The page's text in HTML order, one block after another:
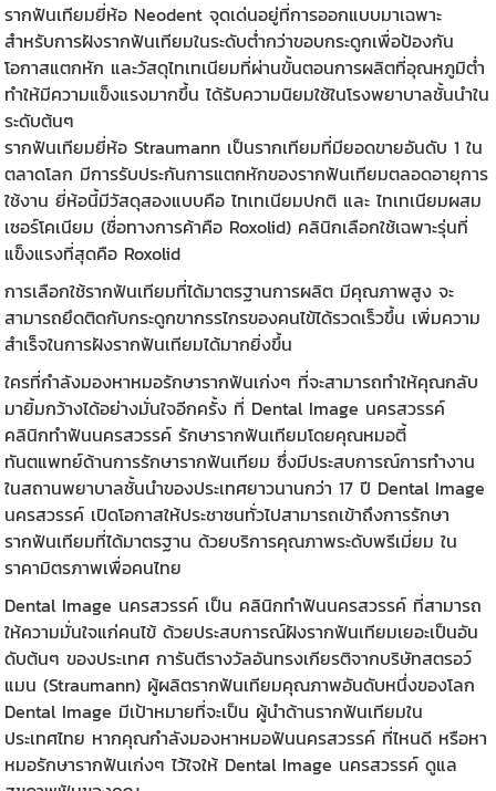
รากฟันเทียมยี่ห้อ Neodent จุดเด่นอยู่ที่การออกแบบมาเฉพาะ
สำหรับการฝังรากฟันเทียมในระดับต่ำกว่าขอบกระดูกเพื่อป้องกัน
โอกาสแตกหัก และวัสดุไทเทเนียมที่ผ่านขั้นตอนการผลิตที่อุณหภูมิต่ำ
ทำให้มีความแข็งแรงมากขึ้น ได้รับความนิยมใช้ในโรงพยาบาลชั้นนำใน
ระดับต้นๆ
รากฟันเทียมยี่ห้อ Straumann เป็นรากเทียมที่มียอดขายอันดับ 1 ใน
ตลาดโลก มีการรับประกันการแตกหักของรากฟันเทียมตลอดอายุการ
ใช้งาน ยี่ห้อนี้มีวัสดุสองแบบคือ ไทเทเนียมปกติ และ ไทเทเนียมผสม
เซอร์โคเนียม (ชื่อทางการค้าคือ Roxolid) คลินิกเลือกใช้เฉพาะรุ่นที่
แข็งแรงที่สุดคือ Roxolid
การเลือกใช้รากฟันเทียมที่ได้มาตรฐานการผลิต มีคุณภาพสูง จะ
สามารถยึดติดกับกระดูกขากรรไกรของคนไข้ได้รวดเร็วขึ้น เพิ่มความ
สำเร็จในการฝังรากฟันเทียมได้มากยิ่งขึ้น
ใครที่กำลังมองหาหมอรักษารากฟันเก่งๆ ที่จะสามารถทำให้คุณกลับ
มายิ้มกว้างได้อย่างมั่นใจอีกครั้ง ที่ Dental Image นครสวรรค์
คลินิกทำฟันนครสวรรค์ รักษารากฟันเทียมโดยคุณหมอตี้
ทันตแพทย์ด้านการรักษารากฟันเทียม ซึ่งมีประสบการณ์การทำงาน
ในสถานพยาบาลชั้นนำของประเทศยาวนานกว่า 17 ปี Dental Image
นครสวรรค์ เปิดโอกาสให้ประชาชนทั่วไปสามารถเข้าถึงการรักษา
รากฟันเทียมที่ได้มาตรฐาน ด้วยบริการคุณภาพระดับพรีเมี่ยม ใน
ราคามิตรภาพเพื่อคนไทย
Dental Image นครสวรรค์ เป็น คลินิกทำฟันนครสวรรค์ ที่สามารถ
ให้ความมั่นใจแก่คนไข้ ด้วยประสบการณ์ฝังรากฟันเทียมเยอะเป็นอัน
ดับต้นๆ ของประเทศ การันตีรางวัลอันทรงเกียรติจากบริษัทสตรอว์
แมน (Straumann) ผู้ผลิตรากฟันเทียมคุณภาพอันดับหนึ่งของโลก
Dental Image มีเป้าหมายที่จะเป็น ผู้นำด้านรากฟันเทียมใน
ประเทศไทย หากคุณกำลังมองหาหมอฟันนครสวรรค์ ที่ไหนดี หรือหา
หมอรักษารากฟันเก่งๆ ไว้ใจให้ Dental Image นครสวรรค์ ดูแล